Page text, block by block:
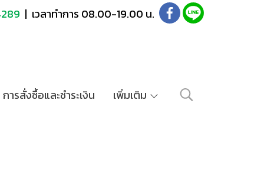
| เวลาทำการ 08.00-19.00 น.
การสั่งซื้อและชำระเงิน เพิ่มเติม